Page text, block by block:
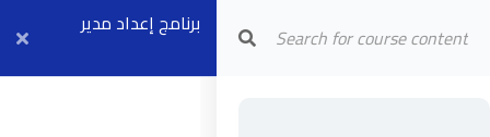
Arab Center for Arbitration
برنامج إعداد مدير
عقود الفيديك